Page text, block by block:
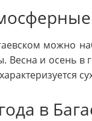
можно
Весна и осень
в